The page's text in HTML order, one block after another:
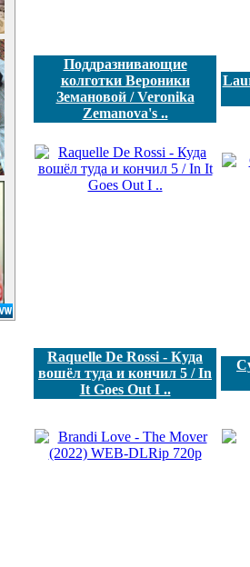
Поддразнивающие
колготки Вероники
Земановой / Veronika
Zemanova's ..
Raquelle De Rossi - Куда
вошёл туда и кончил 5 / In
It Goes Out I ..